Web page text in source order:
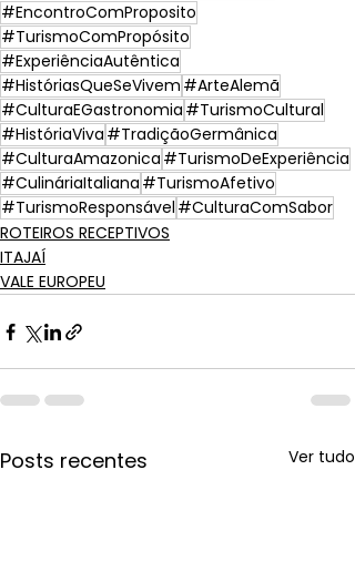
#EncontroComProposito
#TurismoComPropósito
#ExperiênciaAutêntica
#HistóriasQueSeVivem #ArteAlemã
#CulturaEGastronomia #TurismoCultural
#HistóriaViva #TradiçãoGermânica
#CulturaAmazonica #TurismoDeExperiência
#CulináriaItaliana #TurismoAfetivo
#TurismoResponsável #CulturaComSabor
ROTEIROS RECEPTIVOS
ITAJAÍ
VALE EUROPEU
Posts recentes Ver tudo